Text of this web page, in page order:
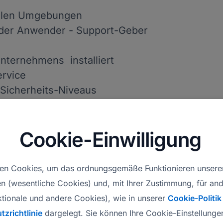
Umgebungen
Anwender - Support-Geber
installiert
Niveaus
des Kunden möglich
Betriebssysteme: Windows, Mac
10 Mobile
Remote
Cookie-Einwilligung
Cookies, um das ordnungsgemäße Funktionieren
(wesentliche Cookies) und, mit Ihrer Zustimmung, für
und andere Cookies), wie in unserer Cookie-Politik
dargelegt. Sie können Ihre Cookie-